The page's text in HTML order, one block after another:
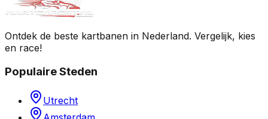
Ontdek de beste kartbanen in Nederland. Vergelijk, kies
en race!
Populaire Steden
Utrecht